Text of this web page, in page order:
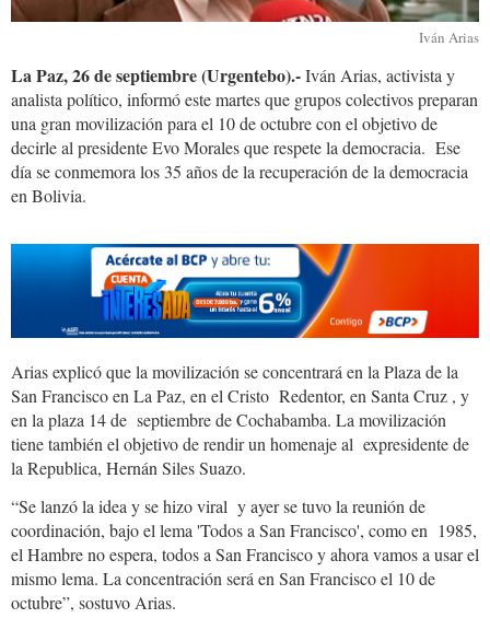
Iván Arias
La Paz, 26 de septiembre (Urgentebo).-Iván Arias, activista y
analista político, informó este martes que grupos colectivos preparan
una gran movilización para el 10 de octubre con el objetivo de
decirle al presidente Evo Morales que respete la democracia. Ese
día se conmemora los 35 años de la recuperación de la democracia
en Bolivia.
Arias explicó que la movilización se concentrará en la Plaza de la
San Francisco en La Paz, en el Cristo Redentor, en Santa Cruz , y
en la plaza 14 de septiembre de Cochabamba. La movilización
tiene también el objetivo de rendir un homenaje al expresidente de
la Republica, Hernán Siles Suazo.
“Se lanzó la idea y se hizo viral y ayer se tuvo la reunión de
coordinación, bajo el lema 'Todos a San Francisco', como en 1985,
el Hambre no espera, todos a San Francisco y ahora vamos a usar el
mismo lema. La concentración será en San Francisco el 10 de
octubre”, sostuvo Arias.